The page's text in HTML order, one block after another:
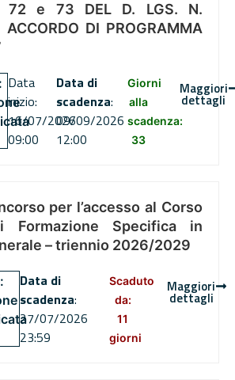
72 e 73 DEL D. LGS. N.
DI PROGRAMMA
Data
inizio:
16/07/2026
09:00
Data di
scadenza:
09/09/2026
12:00
Giorni
alla
scadenza:
33
Maggiori
dettagli
per l’accesso al Corso
Formazione Specifica in
– triennio 2026/2029
Data di
scadenza:
27/07/2026
23:59
Scaduto
da:
11
giorni
Maggiori
dettagli